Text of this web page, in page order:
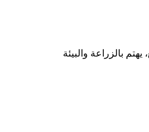
بالزراعة والبيئة